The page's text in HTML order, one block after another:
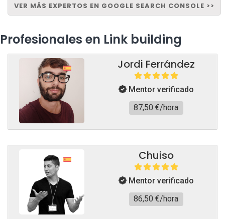
VER MÁS EXPERTOS EN GOOGLE SEARCH CONSOLE >>
Profesionales en Link building
Jordi Ferrández
Mentor verificado
87,50 €/hora
Chuiso
Mentor verificado
86,50 €/hora